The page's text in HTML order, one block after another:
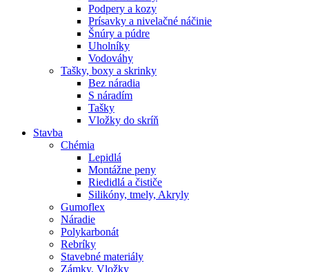
Podpery a kozy
Prísavky a nivelačné náčinie
Šnúry a púdre
Uholníky
Vodováhy
Tašky, boxy a skrinky
Bez náradia
S náradím
Tašky
Vložky do skríň
Stavba
Chémia
Lepidlá
Montážne peny
Riedidlá a čističe
Silikóny, tmely, Akryly
Gumoflex
Náradie
Polykarbonát
Rebríky
Stavebné materiály
Zámky, Vložky